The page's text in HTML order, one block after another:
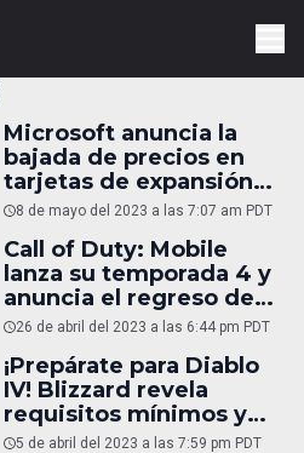
Microsoft anuncia la
bajada de precios en
tarjetas de expansión
para Xbox Series X|S
8 de mayo del 2023 a las 7:07 am PDT
Call of Duty: Mobile
lanza su temporada 4 y
anuncia el regreso del
torneo mundial
26 de abril del 2023 a las 6:44 pm PDT
¡Prepárate para Diablo
IV! Blizzard revela
requisitos mínimos y
recomendados para la
5 de abril del 2023 a las 7:59 pm PDT